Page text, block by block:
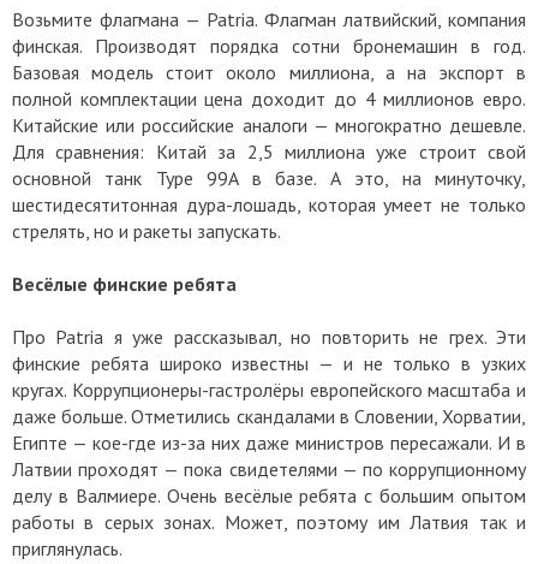
Возьмите флагмана — Patria. Флагман латвийский, компания
финская. Производят порядка сотни бронемашин в год.
Базовая модель стоит около миллиона, а на экспорт в
полной комплектации цена доходит до 4 миллионов евро.
Китайские или российские аналоги — многократно дешевле.
Для сравнения: Китай за 2,5 миллиона уже строит свой
основной танк Type 99A в базе. А это, на минуточку,
шестидесятитонная дура-лошадь, которая умеет не только
стрелять, но и ракеты запускать.
Весёлые финские ребята
Про Patria я уже рассказывал, но повторить не грех. Эти
финские ребята широко известны — и не только в узких
кругах. Коррупционеры-гастролёры европейского масштаба и
даже больше. Отметились скандалами в Словении, Хорватии,
Египте — кое-где из-за них даже министров пересажали. И в
Латвии проходят — пока свидетелями — по коррупционному
делу в Валмиере. Очень весёлые ребята с большим опытом
работы в серых зонах. Может, поэтому им Латвия так и
приглянулась.